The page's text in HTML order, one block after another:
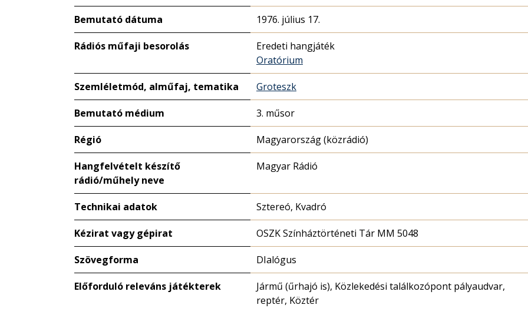
Bemutató dátuma 1976. július 17.
Rádiós műfaji besorolás
Eredeti hangjáték
Oratórium
Szemléletmód, alműfaj, tematika Groteszk
Bemutató médium 3. műsor
Régió Magyarország (közrádió)
Hangfelvételt készítő
rádió/műhely neve
Magyar Rádió
Technikai adatok Sztereó, Kvadró
Kézirat vagy gépirat OSZK Színháztörténeti Tár MM 5048
Szövegforma DIalógus
Előforduló releváns játékterek
Jármű (űrhajó is), Közlekedési találkozópont pályaudvar,
reptér, Köztér